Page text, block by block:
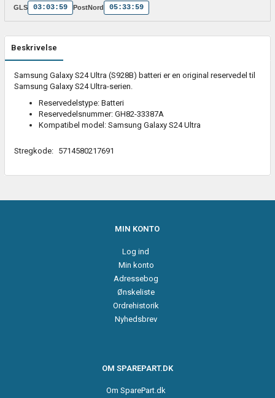
GLS 03:03:59 PostNord 05:33:59
Beskrivelse
Samsung Galaxy S24 Ultra (S928B) batteri er en original reservedel til
Samsung Galaxy S24 Ultra-serien.
Reservedelstype: Batteri
Reservedelsnummer: GH82-33387A
Kompatibel model: Samsung Galaxy S24 Ultra
Stregkode: 5714580217691
MIN KONTO
Log ind
Min konto
Adressebog
Ønskeliste
Ordrehistorik
Nyhedsbrev
OM SPAREPART.DK
Om SparePart.dk